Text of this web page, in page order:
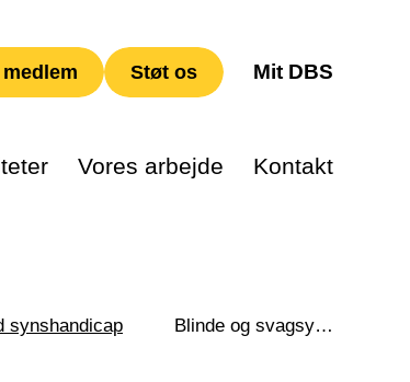
Støt os Mit DBS
Vores arbejde Kontakt
synshandicap Blinde og svagsynede og køsystemer